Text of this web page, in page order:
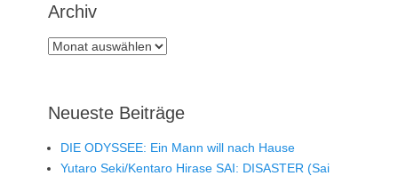
Archiv
Archiv
Neueste Beiträge
DIE ODYSSEE: Ein Mann will nach Hause
Yutaro Seki/Kentaro Hirase SAI: DISASTER (Sai